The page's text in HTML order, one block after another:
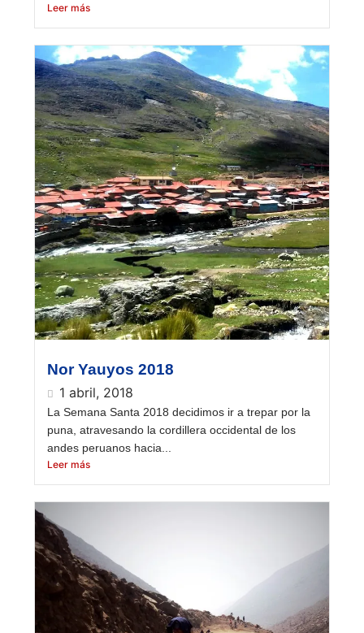
Leer más
Nor Yauyos 2018
1 abril, 2018
La Semana Santa 2018 decidimos ir a trepar por la
puna, atravesando la cordillera occidental de los
andes peruanos hacia...
Leer más